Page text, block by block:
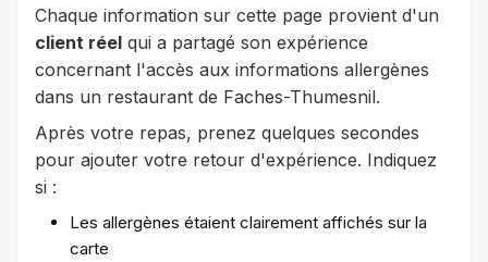
Chaque information sur cette page provient d'un
client réel qui a partagé son expérience
concernant l'accès aux informations allergènes
dans un restaurant de Faches-Thumesnil.
Après votre repas, prenez quelques secondes
pour ajouter votre retour d'expérience. Indiquez
si :
Les allergènes étaient clairement affichés sur la
carte